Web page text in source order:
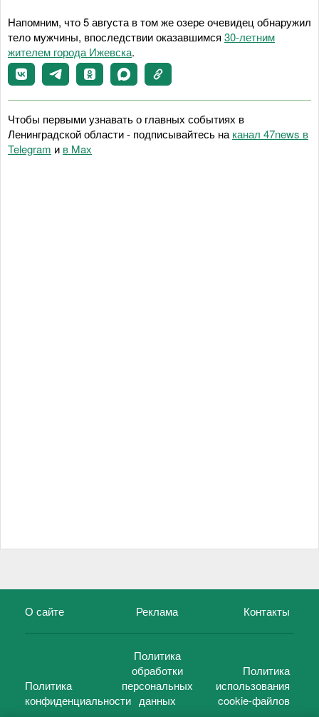
Напомним, что 5 августа в том же озере очевидец обнаружил
тело мужчины, впоследствии оказавшимся 30-летним
жителем города Ижевска.
Чтобы первыми узнавать о главных событиях в
Ленинградской области - подписывайтесь на канал 47news в
Telegram и в Maх
О сайте Реклама Контакты
Политика
конфиденциальности
Политика
обработки
персональных
данных
Политика
использования
cookie-файлов